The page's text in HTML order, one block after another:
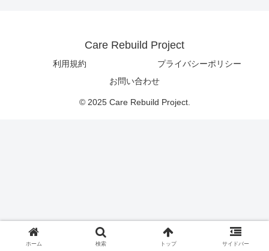
Care Rebuild Project
利用規約
プライバシーポリシー
お問い合わせ
© 2025 Care Rebuild Project.
ホーム 検索 トップ サイドバー